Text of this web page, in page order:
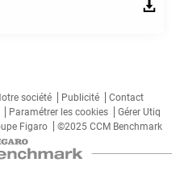
société Publicité
Contact
Paramétrer les cookies
Gérer Utiq
Figaro ©2025 CCM Benchmark